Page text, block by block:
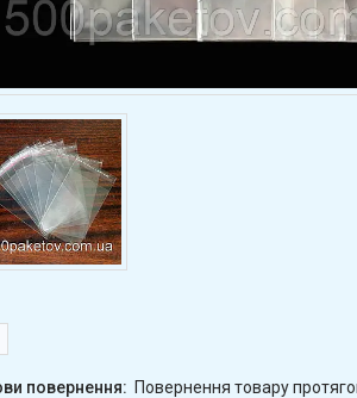
повернення товару